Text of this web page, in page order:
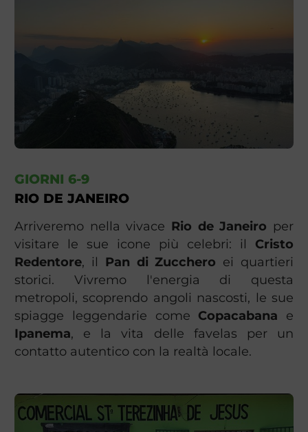
GIORNI 6-9
RIO DE JANEIRO
Arriveremo nella vivace Rio de Janeiro per
visitare le sue icone più celebri: il Cristo
Redentore, il Pan di Zucchero ei quartieri
storici. Vivremo l'energia di questa
metropoli, scoprendo angoli nascosti, le sue
spiagge leggendarie come Copacabana e
Ipanema, e la vita delle favelas per un
contatto autentico con la realtà locale.